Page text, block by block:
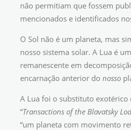
não permitiam que fossem
mencionados e identificados
O Sol não é um planeta, mas
nosso sistema solar. A Lua é
remanescente em
encarnação anterior do nosso
A Lua foi o substituto exotérico
“Transactions of the Blavatsky
“um planeta com movimento